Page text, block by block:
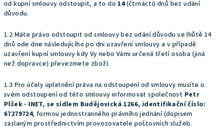
od kupní smlouvy odstoupit, a to do 14(čtrnácti) dnů bez udání
důvodu.
1.2 Máte právo odstoupit od smlouvy bez udání důvodu ve lhůtě 14
dnů ode dne následujícího po dni uzavření smlouvy a v případě
uzavření kupní smlouvy kdy Vy nebo Vámi určená třetí osoba (jiná
než dopravce) převezmete zboží.
1.3 Pro účely uplatnění práva na odstoupení od smlouvy musíte o
svém odstoupení od této smlouvy informovat společnost Petr
Plšek - INET, se sídlem Budějovická 1266, identifikační číslo:
67279724, formou jednostranného právního jednání (dopisem
zaslaným prostřednictvím provozovatele poštovních služeb.